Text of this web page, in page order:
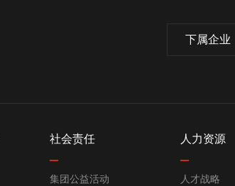
下属企业
社会责任
集团公益活动
人力资源
人才战略